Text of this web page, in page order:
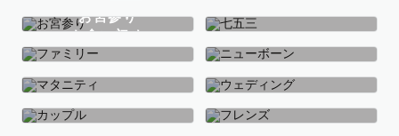
お宮参り
お食い初め
七五三
ファミリー ニューボーン
マタニティ ウェディング